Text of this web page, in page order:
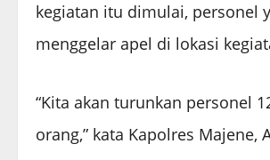
kegiatan itu dimulai, personel
menggelar apel di lokasi
“Kita akan turunkan personel
orang,” kata Kapolres Majene,